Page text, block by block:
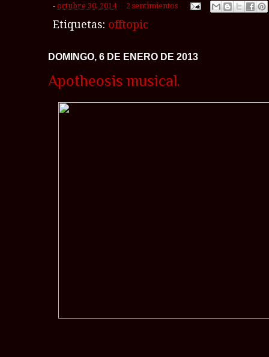
- octubre 30, 2014 2 sentimientos
Etiquetas: offtopic
DOMINGO, 6 DE ENERO DE 2013
Apotheosis musical.